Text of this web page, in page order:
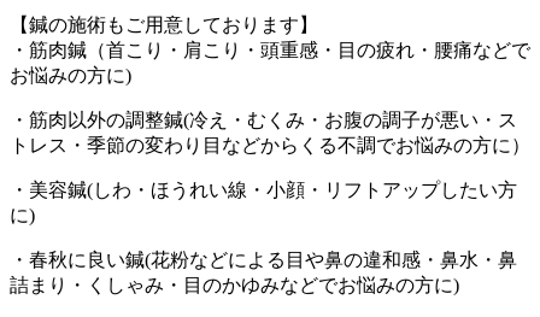
【鍼の施術もご用意しております】
・筋肉鍼（首こり・肩こり・頭重感・目の疲れ・腰痛などで
お悩みの方に)
・筋肉以外の調整鍼(冷え・むくみ・お腹の調子が悪い・ス
トレス・季節の変わり目などからくる不調でお悩みの方に）
・美容鍼(しわ・ほうれい線・小顔・リフトアップしたい方
に)
・春秋に良い鍼(花粉などによる目や鼻の違和感・鼻水・鼻
詰まり・くしゃみ・目のかゆみなどでお悩みの方に)